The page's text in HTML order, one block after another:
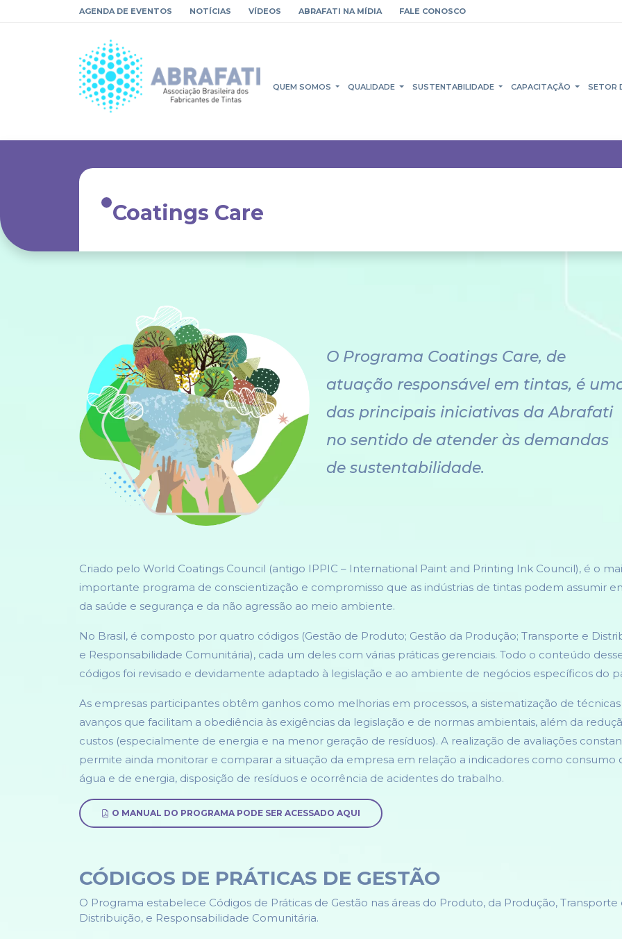
AGENDA DE EVENTOS NOTÍCIAS VÍDEOS ABRAFATI NA MÍDIA FALE CONOSCO
QUEM SOMOS QUALIDADE SUSTENTABILIDADE CAPACITAÇÃO SETOR
Coatings Care
O Programa Coatings Care, de
atuação responsável em tintas, é
das principais iniciativas da Abrafati
no sentido de atender às demandas
de sustentabilidade.
Criado pelo World Coatings Council (antigo IPPIC – International Paint and Printing Ink Council), é o
importante programa de conscientização e compromisso que as indústrias de tintas podem assumir
da saúde e segurança e da não agressão ao meio ambiente.
No Brasil, é composto por quatro códigos (Gestão de Produto; Gestão da Produção; Transporte e
e Responsabilidade Comunitária), cada um deles com várias práticas gerenciais. Todo o conteúdo
códigos foi revisado e devidamente adaptado à legislação e ao ambiente de negócios específicos do
As empresas participantes obtêm ganhos como melhorias em processos, a sistematização de
avanços que facilitam a obediência às exigências da legislação e de normas ambientais, além da
custos (especialmente de energia e na menor geração de resíduos). A realização de avaliações
permite ainda monitorar e comparar a situação da empresa em relação a indicadores como consumo
água e de energia, disposição de resíduos e ocorrência de acidentes do trabalho.
O MANUAL DO PROGRAMA PODE SER ACESSADO AQUI
CÓDIGOS DE PRÁTICAS DE GESTÃO
O Programa estabelece Códigos de Práticas de Gestão nas áreas do Produto, da Produção, Transporte
Distribuição, e Responsabilidade Comunitária.